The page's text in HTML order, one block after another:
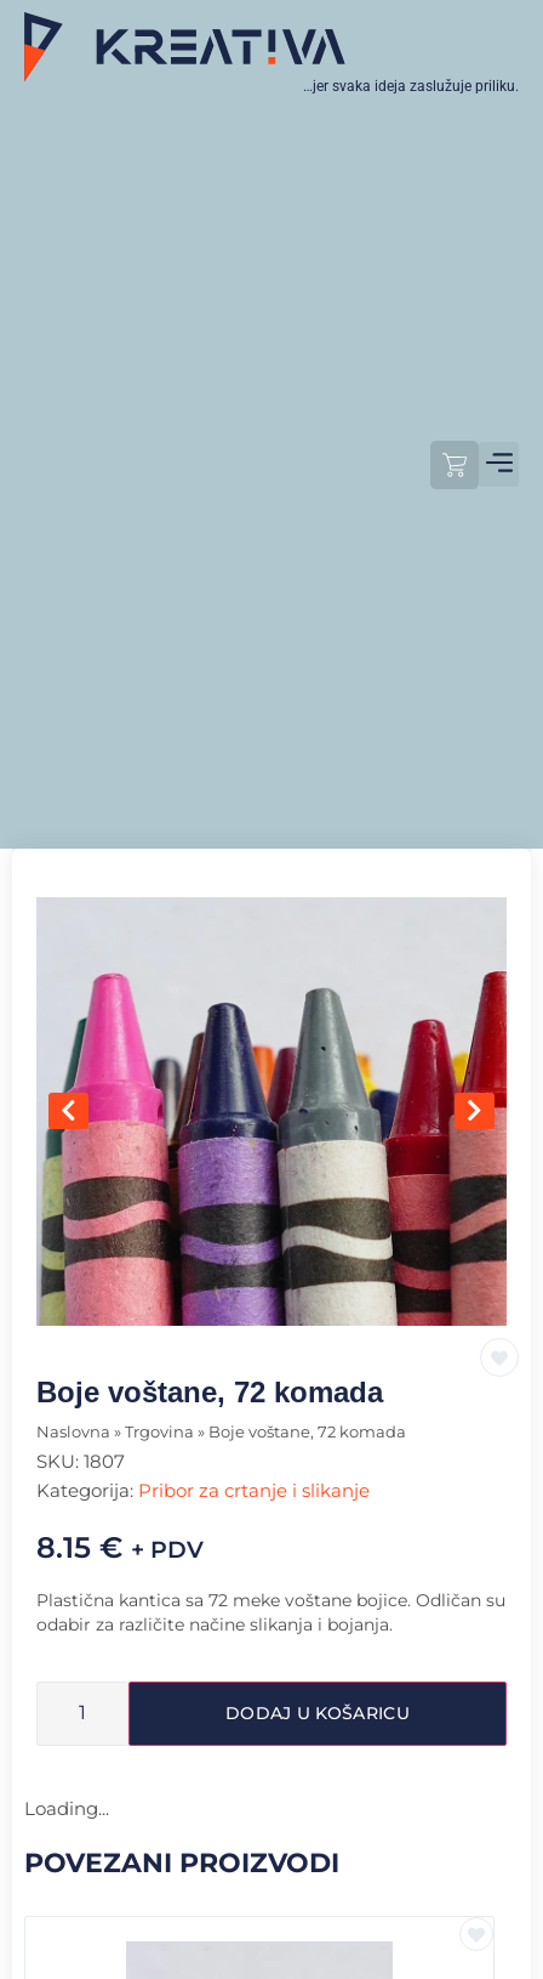
…jer svaka ideja zaslužuje priliku.
Boje voštane, 72 komada
Naslovna » Trgovina » Boje voštane, 72 komada
SKU: 1807
Kategorija: Pribor za crtanje i slikanje
8.15 € + PDV
Plastična kantica sa 72 meke voštane bojice. Odličan su
odabir za različite načine slikanja i bojanja.
DODAJ U KOŠARICU
Loading...
POVEZANI PROIZVODI